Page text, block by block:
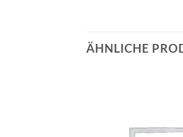
ÄHNLICHE